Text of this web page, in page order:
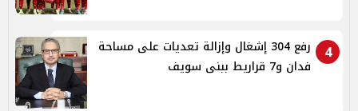
4
رفع 304 إشغال وإزالة تعديات على مساحة
فدان و7 قراريط ببنى سويف